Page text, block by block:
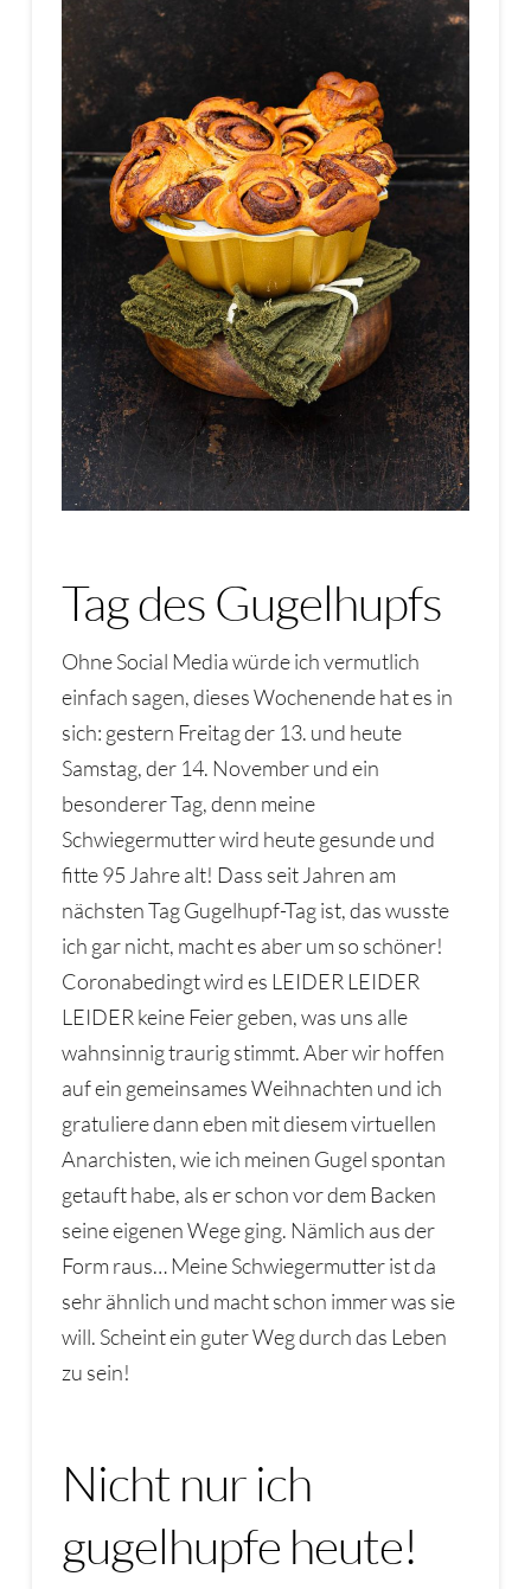
Tag des Gugelhupfs
Ohne Social Media würde ich vermutlich
einfach sagen, dieses Wochenende hat es in
sich: gestern Freitag der 13. und heute
Samstag, der 14. November und ein
besonderer Tag, denn meine
Schwiegermutter wird heute gesunde und
fitte 95 Jahre alt! Dass seit Jahren am
nächsten Tag Gugelhupf-Tag ist, das wusste
ich gar nicht, macht es aber um so schöner!
Coronabedingt wird es LEIDER LEIDER
LEIDER keine Feier geben, was uns alle
wahnsinnig traurig stimmt. Aber wir hoffen
auf ein gemeinsames Weihnachten und ich
gratuliere dann eben mit diesem virtuellen
Anarchisten, wie ich meinen Gugel spontan
getauft habe, als er schon vor dem Backen
seine eigenen Wege ging. Nämlich aus der
Form raus… Meine Schwiegermutter ist da
sehr ähnlich und macht schon immer was sie
will. Scheint ein guter Weg durch das Leben
zu sein!
Nicht nur ich
gugelhupfe heute!